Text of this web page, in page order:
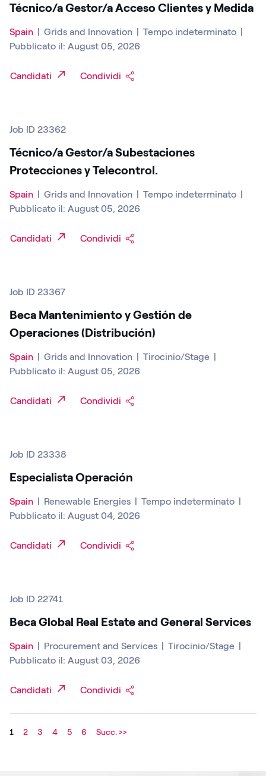
Técnico/a Gestor/a Acceso Clientes y Medida
Spain Grids and Innovation Tempo indeterminato
Pubblicato il: August 05, 2026
Candidati Condividi
Job ID 23362
Técnico/a Gestor/a Subestaciones
Protecciones y Telecontrol.
Spain Grids and Innovation Tempo indeterminato
Pubblicato il: August 05, 2026
Candidati Condividi
Job ID 23367
Beca Mantenimiento y Gestión de
Operaciones (Distribución)
Spain Grids and Innovation Tirocinio/Stage
Pubblicato il: August 05, 2026
Candidati Condividi
Job ID 23338
Especialista Operación
Spain Renewable Energies Tempo indeterminato
Pubblicato il: August 04, 2026
Candidati Condividi
Job ID 22741
Beca Global Real Estate and General Services
Spain Procurement and Services Tirocinio/Stage
Pubblicato il: August 03, 2026
Candidati Condividi
1 2 3 4 5 6 Succ. >>